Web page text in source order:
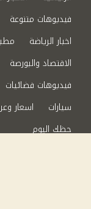
فيديوهات متنوعة
اخبار الرياضة
الاقتصاد والبورصة
فيديوهات فضائيات
سيارات
اسعار
حظك اليوم